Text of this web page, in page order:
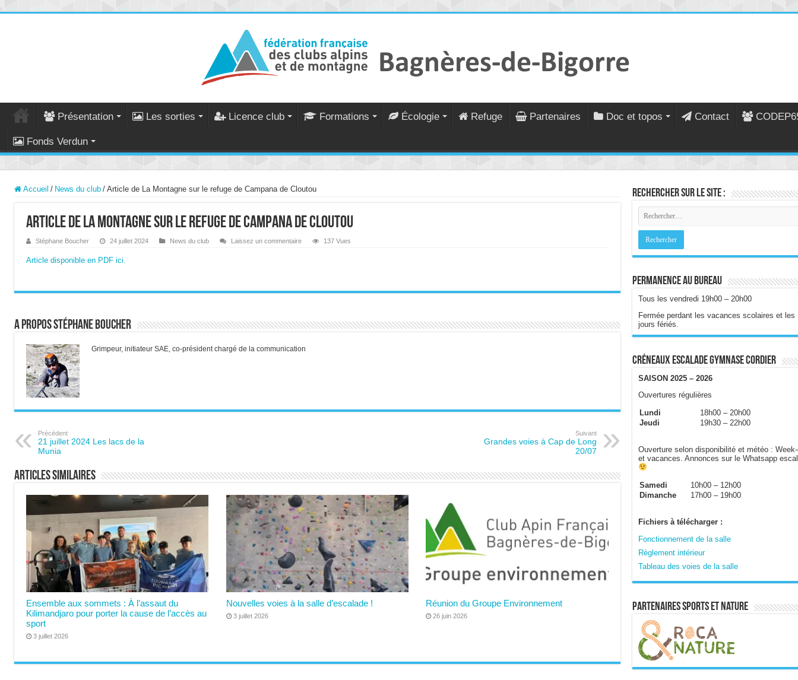
Présentation Les sorties Licence club Formations Écologie Refuge Partenaires Doc et topos Contact
Fonds Verdun
Accueil / News du club / Article de La Montagne sur le refuge de Campana de Cloutou
Article de La Montagne sur le refuge de Campana de Cloutou
Stéphane Boucher 24 juillet 2024 News du club Laissez un commentaire 137 Vues
Article disponible en PDF ici.
A propos Stéphane Boucher
Grimpeur, initiateur SAE, co-président chargé de la communication
Précédent
21 juillet 2024 Les lacs de la
Munia
Suivant
Grandes voies à Cap de Long
20/07
Articles similaires
Ensemble aux sommets : À l’assaut du
Kilimandjaro pour porter la cause de l’accès au
sport
3 juillet 2026
Nouvelles voies à la salle d’escalade !
3 juillet 2026
Réunion du Groupe Environnement
26 juin 2026
Rechercher sur le site :
Permanence au bureau
Tous les vendredi 19h00 – 20h00
Fermée perdant les vacances scolaires et les
jours fériés.
Créneaux escalade gymnase Cordier
SAISON 2025 – 2026
Ouvertures régulières
Lundi
18h00 – 20h00
Jeudi
19h30 – 22h00
Ouverture selon disponibilité et météo :
et vacances. Annonces sur le Whatsapp
Samedi
10h00 – 12h00
Dimanche
17h00 – 19h00
Fichiers à télécharger :
Fonctionnement de la salle
Règlement intérieur
Tableau des voies de la salle
Partenaires sports et nature